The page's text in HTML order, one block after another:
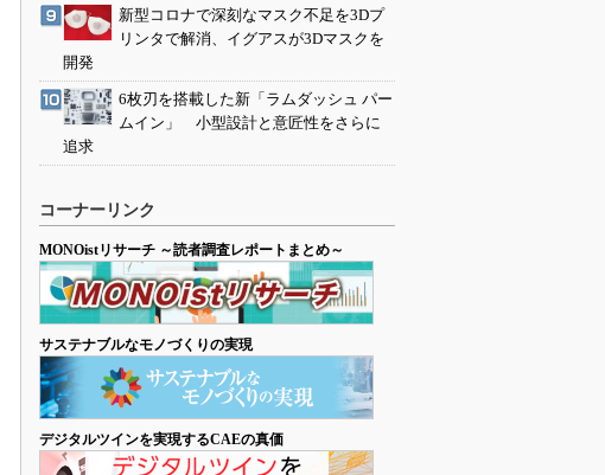
新型コロナで深刻なマスク不足を3Dプ
リンタで解消、イグアスが3Dマスクを
開発
6枚刃を搭載した新「ラムダッシュ パー
ムイン」 小型設計と意匠性をさらに
追求
コーナーリンク
MONOistリサーチ ～読者調査レポートまとめ～
サステナブルなモノづくりの実現
デジタルツインを実現するCAEの真価